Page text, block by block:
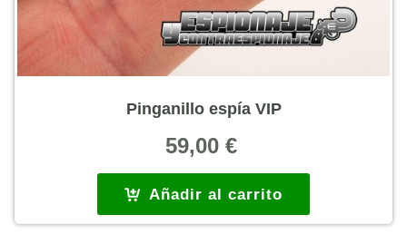
Pinganillo espía VIP
59,00 €
Añadir al carrito